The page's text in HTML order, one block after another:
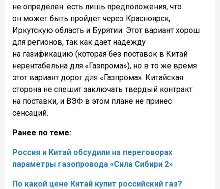
не определен: есть лишь предположения, что
он может быть пройдет через Красноярск,
Иркутскую область и Бурятии. Этот вариант хорош
для регионов, так как дает надежду
на газификацию (которая без поставок в Китай
нерентабельна для «Газпрома»), но в то же время
этот вариант дорог для «Газпрома». Китайская
сторона не спешит заключать твердый контракт
на поставки, и ВЭФ в этом плане не принес
сенсаций.
Ранее по теме:
Россия и Китай обсудили на переговорах
параметры газопровода «Сила Сибири 2»
По какой цене Китай купит российский газ?